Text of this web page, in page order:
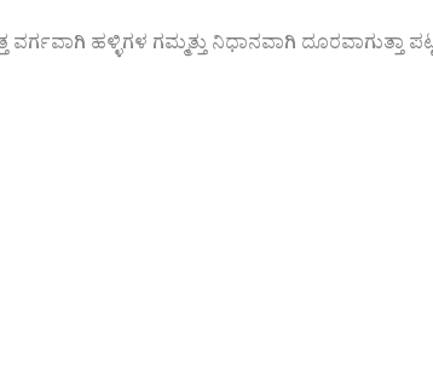
ವರ್ಗವಾಗಿ ಹಳ್ಳಿಗಳ ಗಮ್ಮತ್ತು ನಿಧಾನವಾಗಿ ದೂರವಾಗುತ್ತಾ